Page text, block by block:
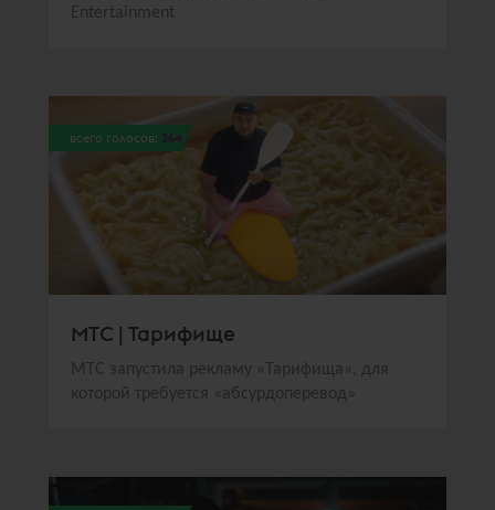
Entertainment
всего голосов: 364
МТС | Тарифище
МТС запустила рекламу «Тарифища», для
которой требуется «абсурдоперевод»